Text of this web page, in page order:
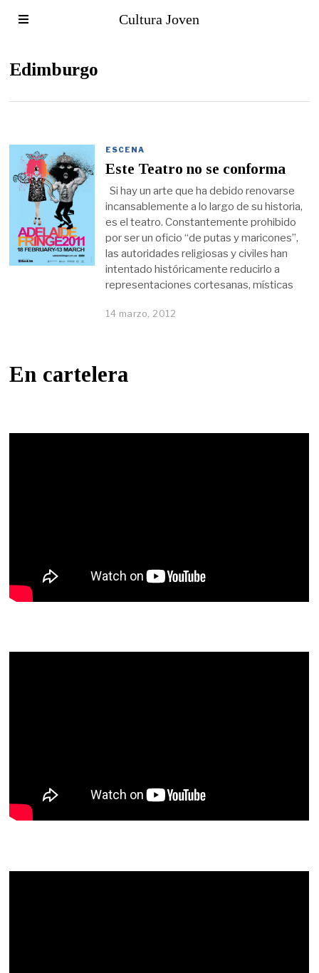
Cultura Joven
Edimburgo
ESCENA
Este Teatro no se conforma
Si hay un arte que ha debido renovarse
incansablemente a lo largo de su historia,
es el teatro. Constantemente prohibido
por ser un oficio “de putas y maricones”,
las autoridades religiosas y civiles han
intentado históricamente reducirlo a
representaciones cortesanas, místicas
14 marzo, 2012
En cartelera